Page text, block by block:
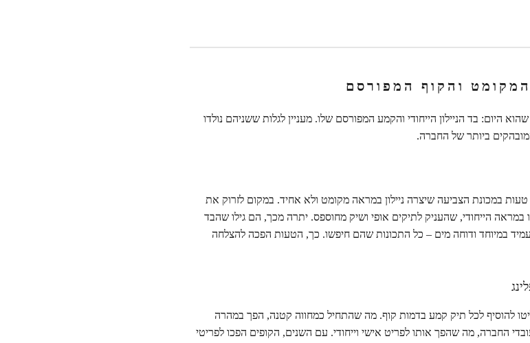
המקומט והקוף המפורסם
היום: בד הניילון הייחודי והקמע המפורסם שלו. מעניין לגלות ששניהם נולדו
ביותר של החברה.
במכונת הצביעה שיצרה ניילון במראה מקומט ולא אחיד. במקום לזרוק את
הייחודי, שהעניק לתיקים אופי ושיק מחוספס. יתרה מכך, הם גילו שהבד
במיוחד ודוחה מים – כל התכונות שהם חיפשו. כך, הטעות הפכה להצלחה
להוסיף לכל תיק קמע בדמות קוף. מה שהתחיל כמחווה קטנה, הפך במהרה
החברה, מה שהפך אותו לפריט אישי וייחודי. עם השנים, הקופים הפכו לפריטי